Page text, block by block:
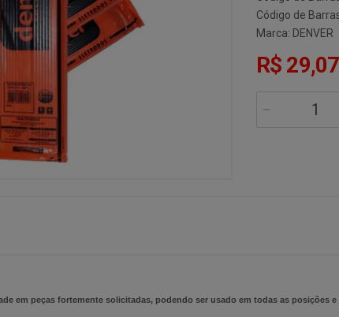
Código de
Marca: DENVER
R$ 29,07
em peças fortemente solicitadas, podendo ser usado em todas as posições